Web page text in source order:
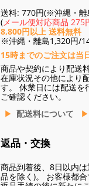
送料: 770円(※沖縄・離
(メール便対応商品 275
8,800円以上 送料無料
※沖縄・離島1,320円/
15時までのご注文は当
商品や契約により配送
在庫状況その他により
す。 休業日には配送を
ご確認ください。
配送料について
返品・交換
商品到着後、8日以内
品を除く)。 お客様都合